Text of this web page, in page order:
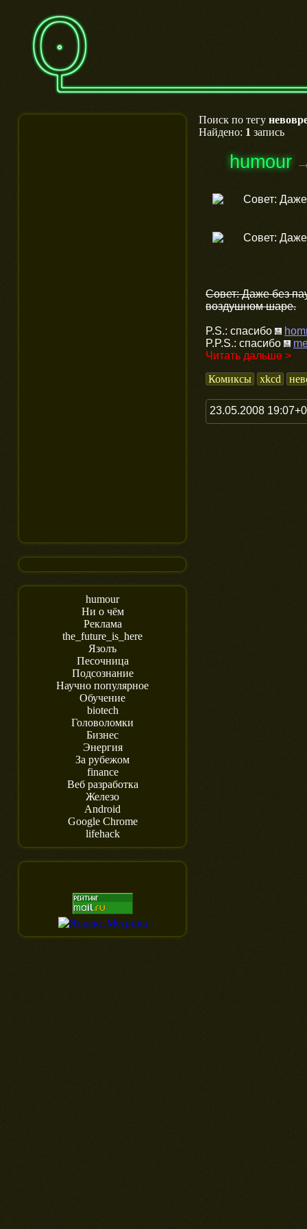
humour
Ни о чём
Реклама
the_future_is_here
Язолъ
Песочница
Подсознание
Научно популярное
Обучение
biotech
Головоломки
Бизнес
Энергия
За рубежом
finance
Веб разработка
Железо
Android
Google Chrome
lifehack
Поиск по тегу
Найдено: 1 запись
humour
Совет: Даже без
воздушном шаре.
P.S.: спасибо
P.P.S.: спасибо
Читать дальше >
Комиксы
xkcd
23.05.2008